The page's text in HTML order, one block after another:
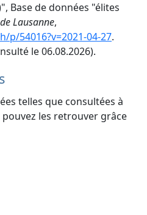
Base de données "élites
Lausanne,
p/54016?v=2021-04-27.
le 06.08.2026).
telles que consultées à
les retrouver grâce